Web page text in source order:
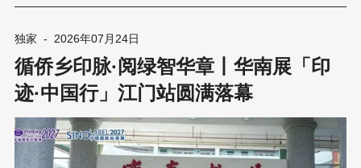
场上，全体参赛选手沉着应战、精益求精，既比拼操作速度，更角
的技能人才在竞技中脱颖而出。 聚焦前沿技术，对标产业升级 本
次天津赛段的竞赛项目——平版制版员与印品整饰工，精准对标行
业高质量发展的核心需求。 平版制版员赛项在天津职业大学包装与
印刷工程学院举行。比赛聚焦印前数字化能力，围绕创意设计、色
彩管控、数字化工作流程应用等模块设置考核内容，全方位检验选
手对现代制版技术的掌握精度与工艺优化能力，凸显印前环节对印
独家 - 2026年07月24日
循侨乡印脉·阅绿智华章丨华南展「印
迹·中国行」江门站圆满落幕